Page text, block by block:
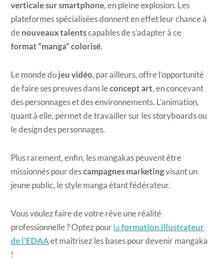
verticale sur smartphone, en pleine explosion. Les
plateformes spécialisées donnent en effet leur chance à
de nouveaux talentscapables de s’adapter à ce
format “manga” colorisé.
Le monde du jeu vidéo, par ailleurs, offre l’opportunité
de faire ses preuves dans leconcept art, en concevant
des personnages et des environnements. L’animation,
quant à elle, permet de travailler sur les storyboards ou
le design des personnages.
Plus rarement, enfin, les mangakas peuvent être
missionnés pour descampagnes marketingvisant un
jeune public, le style manga étant fédérateur.
Vous voulez faire de votre rêve une réalité
professionnelle ? Optez pour laformation illustrateur
de l’EDAAet maîtrisez les bases pour devenir mangaka
!